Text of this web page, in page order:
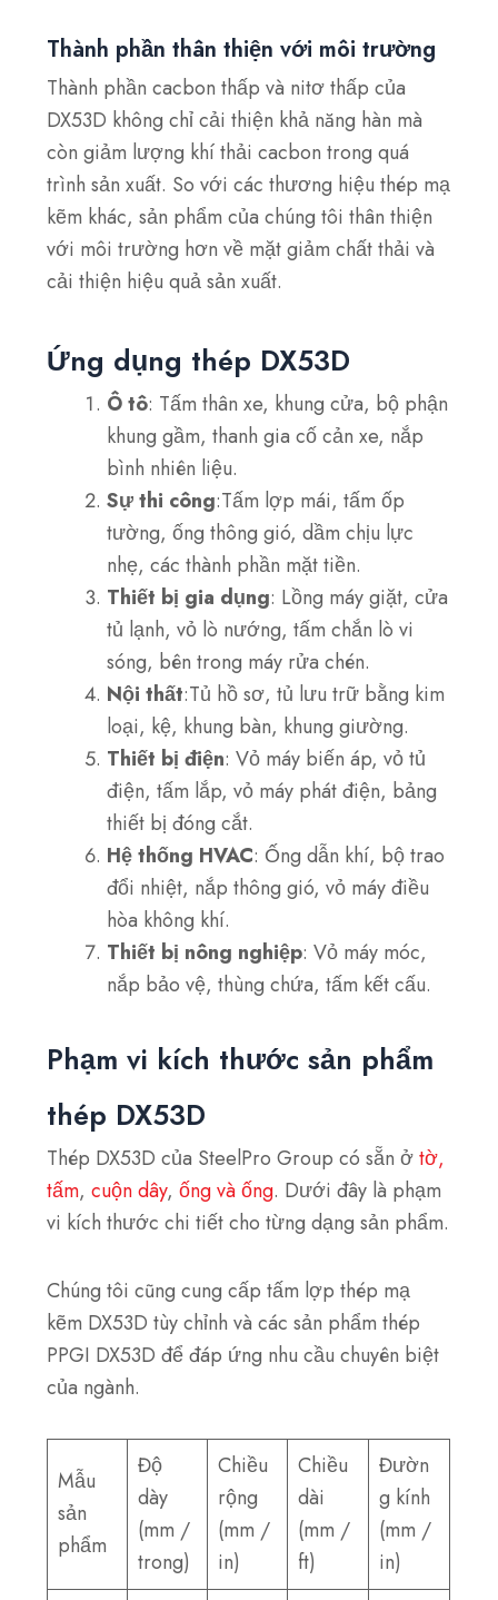
Thành phần thân thiện với môi trường
Thành phần cacbon thấp và nitơ thấp của
DX53D không chỉ cải thiện khả năng hàn mà
còn giảm lượng khí thải cacbon trong quá
trình sản xuất. So với các thương hiệu thép mạ
kẽm khác, sản phẩm của chúng tôi thân thiện
với môi trường hơn về mặt giảm chất thải và
cải thiện hiệu quả sản xuất.
Ứng dụng thép DX53D
Ô tô: Tấm thân xe, khung cửa, bộ phận
khung gầm, thanh gia cố cản xe, nắp
bình nhiên liệu.
Sự thi công:Tấm lợp mái, tấm ốp
tường, ống thông gió, dầm chịu lực
nhẹ, các thành phần mặt tiền.
Thiết bị gia dụng: Lồng máy giặt, cửa
tủ lạnh, vỏ lò nướng, tấm chắn lò vi
sóng, bên trong máy rửa chén.
Nội thất:Tủ hồ sơ, tủ lưu trữ bằng kim
loại, kệ, khung bàn, khung giường.
Thiết bị điện: Vỏ máy biến áp, vỏ tủ
điện, tấm lắp, vỏ máy phát điện, bảng
thiết bị đóng cắt.
Hệ thống HVAC: Ống dẫn khí, bộ trao
đổi nhiệt, nắp thông gió, vỏ máy điều
hòa không khí.
Thiết bị nông nghiệp: Vỏ máy móc,
nắp bảo vệ, thùng chứa, tấm kết cấu.
Phạm vi kích thước sản phẩm
thép DX53D
Thép DX53D của SteelPro Group có sẵn ởtờ,
tấm,cuộn dây,ống và ống. Dưới đây là phạm
vi kích thước chi tiết cho từng dạng sản phẩm.
Chúng tôi cũng cung cấp tấm lợp thép mạ
kẽm DX53D tùy chỉnh và các sản phẩm thép
PPGI DX53D để đáp ứng nhu cầu chuyên biệt
của ngành.
Mẫu
sản
phẩm
Độ
dày
(mm /
trong)
Chiều
rộng
(mm /
in)
Chiều
dài
(mm /
ft)
Đườn
g kính
(mm /
in)